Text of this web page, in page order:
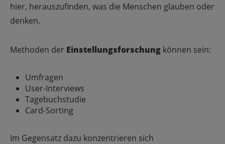
hier, herauszufinden, was die Menschen glauben oder
denken.
Methoden der Einstellungsforschung können sein:
Umfragen
User-Interviews
Tagebuchstudie
Card-Sorting
Im Gegensatz dazu konzentrieren sich